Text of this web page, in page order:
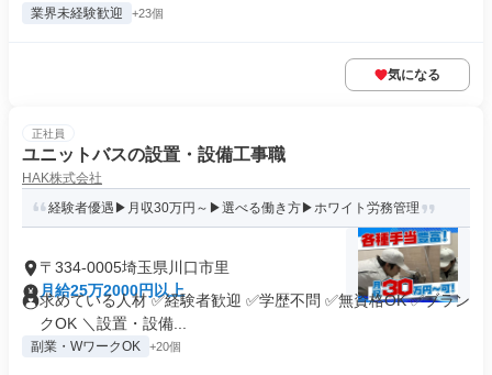
業界未経験歓迎 +23個
気になる
正社員
ユニットバスの設置・設備工事職
HAK株式会社
経験者優遇▶月収30万円～▶選べる働き方▶ホワイト労務管理
〒334-0005埼玉県川口市里
月給25万2000円以上
求めている人材 ✅経験者歓迎 ✅学歴不問 ✅無資格OK ✅ブラン
クOK ＼設置・設備...
副業・WワークOK +20個